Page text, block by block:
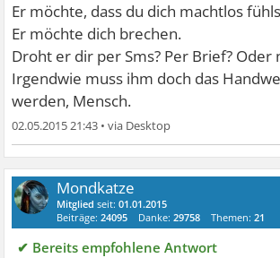
Er möchte, dass du dich machtlos
Er möchte dich brechen.
Droht er dir per Sms? Per Brief? Oder
Irgendwie muss ihm doch das
werden, Mensch.
02.05.2015 21:43 •
Mondkatze
Mitglied seit:01.01.2015
Beiträge:24095 Danke:29758 Themen:21
✔ Bereits empfohlene Antwort